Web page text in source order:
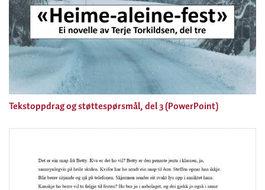
Tekstoppdrag og støttespørsmål, del 3 (PowerPoint)